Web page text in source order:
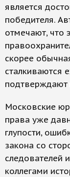
является
победителя.
отмечают, что
скорее
сталкиваются
подтверждают
Московские
права уже
глупости,
закона со
следователей
коллегами